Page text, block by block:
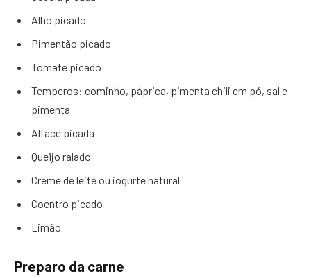
Alho picado
Pimentão picado
Tomate picado
Temperos: cominho, páprica, pimenta chili em pó, sal e
pimenta
Alface picada
Queijo ralado
Creme de leite ou iogurte natural
Coentro picado
Limão
Preparo da carne